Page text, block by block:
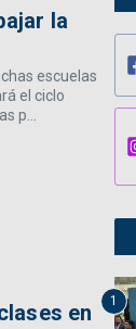
la
escuelas
el ciclo
p...
en
1